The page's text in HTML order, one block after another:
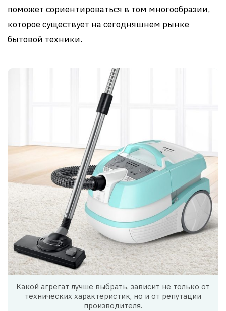
поможет сориентироваться в том многообразии,
которое существует на сегодняшнем рынке
бытовой техники.
Какой агрегат лучше выбрать, зависит не только от
технических характеристик, но и от репутации
производителя.